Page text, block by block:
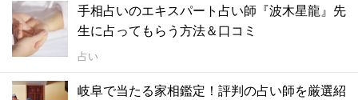
手相占いのエキスパート占い師『波木星龍』先
生に占ってもらう方法＆口コミ
占い
岐阜で当たる家相鑑定！評判の占い師を厳選紹